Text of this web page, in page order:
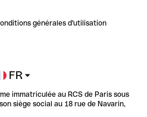
productivité
générales d'utilisation
FR
immatriculée au RCS de Paris sous
siège social au 18 rue de Navarin,